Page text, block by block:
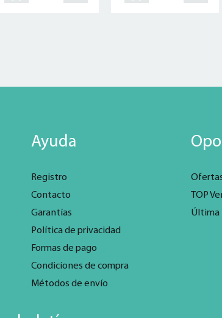
Ayuda
Registro
Contacto
Garantías
Política de privacidad
Formas de pago
Condiciones de compra
Métodos de envío
TOP